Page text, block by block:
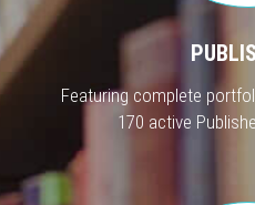
Featuring complete
170 active